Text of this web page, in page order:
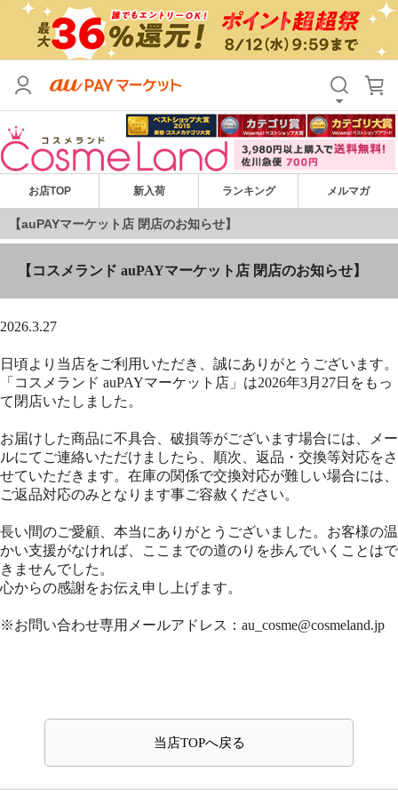
お店TOP 新入荷 ランキング メルマガ
【auPAYマーケット店 閉店のお知らせ】
【コスメランド auPAYマーケット店 閉店のお知らせ】
2026.3.27
て閉店いたしました。
ルにてご連絡いただけましたら、順次、返品・交換等対応をさ
せていただきます。在庫の関係で交換対応が難しい場合には、
ご返品対応のみとなります事ご容赦ください。
かい支援がなければ、ここまでの道のりを歩んでいくことはで
きませんでした。
心からの感謝をお伝え申し上げます。
※お問い合わせ専用メールアドレス：au_cosme@cosmeland.jp
当店TOPへ戻る